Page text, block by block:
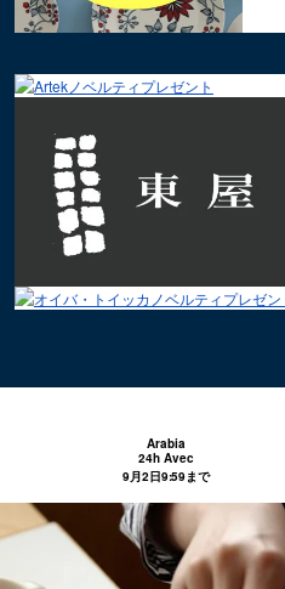
Arabia
24h Avec
9月2日9:59まで